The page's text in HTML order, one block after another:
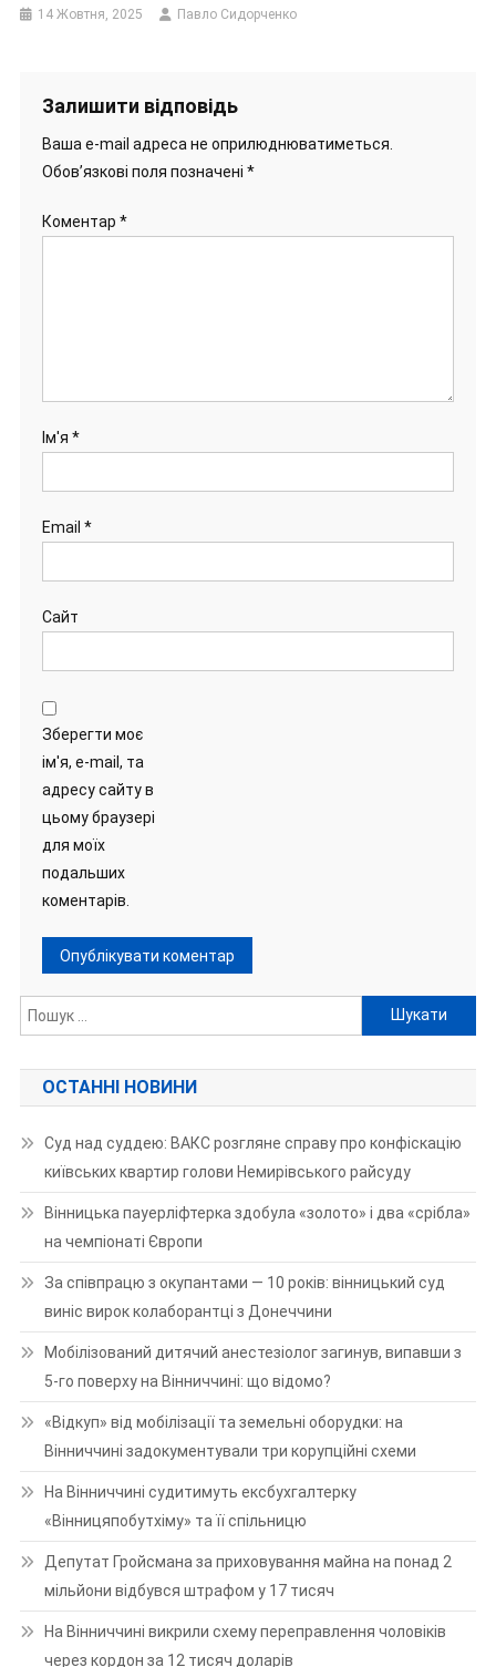
14 Жовтня, 2025 Павло Сидорченко
Залишити відповідь
Ваша e-mail адреса не оприлюднюватиметься.
Обов’язкові поля позначені *
Коментар *
Ім'я *
Email *
Сайт
Зберегти моє
ім'я, e-mail, та
адресу сайту в
цьому браузері
для моїх
подальших
коментарів.
Пошук:
ОСТАННІ НОВИНИ
Суд над суддею: ВАКС розгляне справу про конфіскацію
київських квартир голови Немирівського райсуду
Вінницька пауерліфтерка здобула «золото» і два «срібла»
на чемпіонаті Європи
За співпрацю з окупантами — 10 років: вінницький суд
виніс вирок колаборантці з Донеччини
Мобілізований дитячий анестезіолог загинув, випавши з
5-го поверху на Вінниччині: що відомо?
«Відкуп» від мобілізації та земельні оборудки: на
Вінниччині задокументували три корупційні схеми
На Вінниччині судитимуть ексбухгалтерку
«Вінницяпобутхіму» та її спільницю
Депутат Гройсмана за приховування майна на понад 2
мільйони відбувся штрафом у 17 тисяч
На Вінниччині викрили схему переправлення чоловіків
через кордон за 12 тисяч доларів